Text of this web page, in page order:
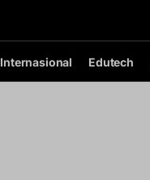
Internasional Edutech